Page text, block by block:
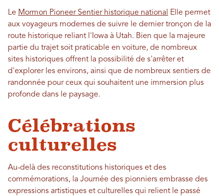
Le Mormon Pioneer Sentier historique national Elle permet
aux voyageurs modernes de suivre le dernier tronçon de la
route historique reliant l'Iowa à Utah. Bien que la majeure
partie du trajet soit praticable en voiture, de nombreux
sites historiques offrent la possibilité de s'arrêter et
d'explorer les environs, ainsi que de nombreux sentiers de
randonnée pour ceux qui souhaitent une immersion plus
profonde dans le paysage.
Célébrations
culturelles
Au-delà des reconstitutions historiques et des
commémorations, la Journée des pionniers embrasse des
expressions artistiques et culturelles qui relient le passé